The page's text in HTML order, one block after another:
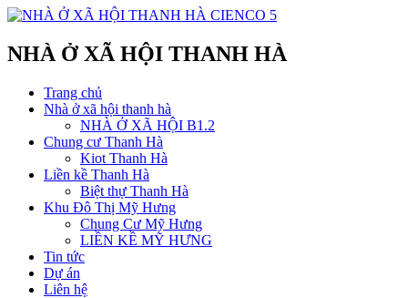
NHÀ Ở XÃ HỘI THANH HÀ
Trang chủ
Nhà ở xã hội thanh hà
NHÀ Ở XÃ HỘI B1.2
Chung cư Thanh Hà
Kiot Thanh Hà
Liền kề Thanh Hà
Biệt thự Thanh Hà
Khu Đô Thị Mỹ Hưng
Chung Cư Mỹ Hưng
LIỀN KỀ MỸ HƯNG
Tin tức
Dự án
Liên hệ